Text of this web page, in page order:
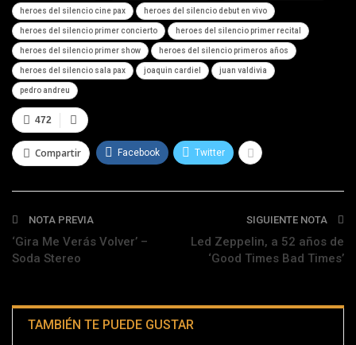
heroes del silencio cine pax heroes del silencio debut en vivo
heroes del silencio primer concierto heroes del silencio primer recital
heroes del silencio primer show heroes del silencio primeros años
heroes del silencio sala pax joaquin cardiel juan valdivia
pedro andreu
472
Compartir Facebook Twitter
NOTA PREVIA
‘Gira Me Verás Volver’ –
Soda Stereo
SIGUIENTE NOTA
Led Zeppelin, a 52 años de
‘Good Times Bad Times’
TAMBIÉN TE PUEDE GUSTAR